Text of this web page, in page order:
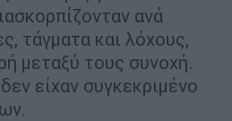
ανά
τάγματα και λόχους,
μεταξύ τους συνοχή.
είχαν συγκεκριμένο